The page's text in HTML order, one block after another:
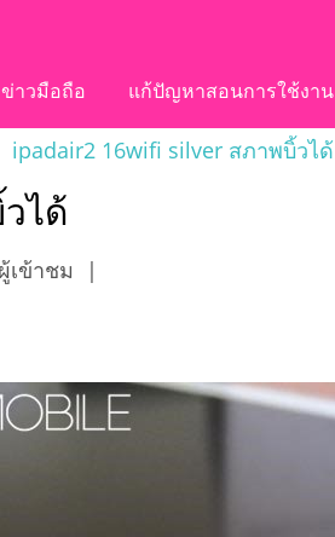
ข่าวมือถือ แก้ปัญหาสอนการใช้งาน
ipadair2 16wifi silver สภาพบิ้วได้
ได้
เข้าชม |